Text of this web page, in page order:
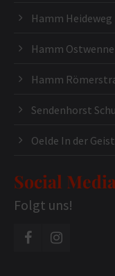
Hamm Heideweg
Hamm
Hamm
Sendenhorst
Oelde In der Geist
Social Media
Folgt uns!